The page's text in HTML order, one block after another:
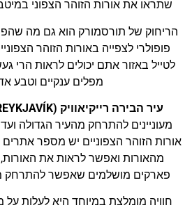
שתראו את אורות הזוהר הצפוני
הריחוק של תורסמורק הוא גם מה
פופולרי לצפייה באורות הזוהר
לטייל באזור אתם יכולים לראות הרי
מפלים ענקיים וטבע
עיר הבירה רייקיאוויק (REYKJAVÍK)
מעוניינים להתרחק מהעיר הגדולה
אורות הזוהר הצפוניים יש מספר
מהאורות ואפשר לראות את
פארקים מושלמים שאפשר להתרחק
חוויה מומלצת במיוחד היא לעלות על